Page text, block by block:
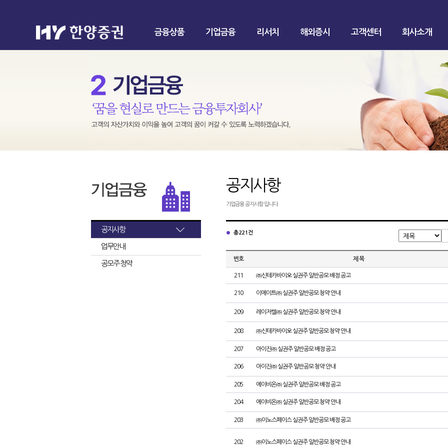
금융상품 기업금융 리서치 해외증시 고객센터 회사소개
공지사항
업무안내
공모주 청약
공지사항
기업금융 공지사항 입니다.
총 221건
번호 제 목
211 ㈜신테카바이오 실권주 일반공모 배정 공고
210 이에이트㈜ 실권주 일반공모 청약 안내
209 레이저쎌㈜ 실권주 일반공모 청약 안내
208 ㈜신테카바이오 실권주 일반공모 청약 안내
207 아이진㈜ 실권주 일반공모 배정 공고
206 아이진㈜ 실권주 일반공모 청약 안내
205 에이비온㈜ 실권주 일반공모 배정 공고
204 에이비온㈜ 실권주 일반공모 청약 안내
203 ㈜이노스페이스 실권주 일반공모 배정 공고
202 ㈜이노스페이스 실권주 일반공모 청약 안내